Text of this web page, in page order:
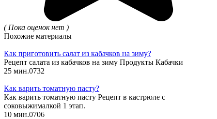
( Пока оценок нет )
Похожие материалы
Как приготовить салат из кабачков на зиму?
Рецепт салата из кабачков на зиму Продукты Кабачки
25 мин.0732
Как варить томатную пасту?
Как варить томатную пасту Рецепт в кастрюле с
соковыжималкой 1 этап.
10 мин.0706